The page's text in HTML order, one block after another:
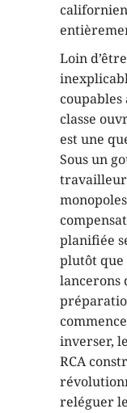
Loin
classe
est une
Sous un
planifiée
plutôt
lancerons
inverser,
RCA
reléguer